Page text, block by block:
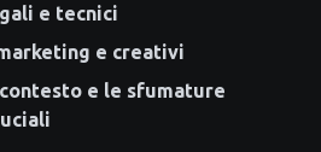
e tecnici
e creativi
e le sfumature